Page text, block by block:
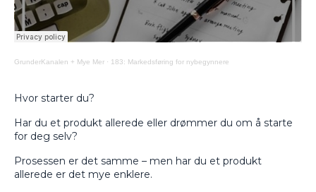
GrunderKanalen + Mye Mer · 183: Markedsføring for nybegynnere
Hvor starter du?
Har du et produkt allerede eller drømmer du om å starte
for deg selv?
Prosessen er det samme – men har du et produkt
allerede er det mye enklere.